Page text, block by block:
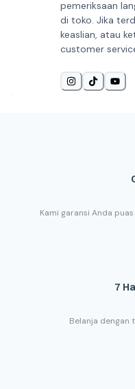
pemeriksaan
di toko. Jika
keaslian, atau
customer
Kami garansi Anda
7
Belanja dengan